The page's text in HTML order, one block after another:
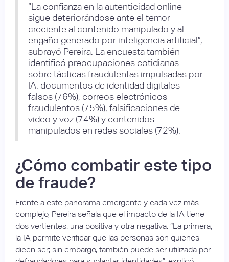
“La confianza en la autenticidad online
sigue deteriorándose ante el temor
creciente al contenido manipulado y al
engaño generado por inteligencia artificial”,
subrayó Pereira. La encuesta también
identificó preocupaciones cotidianas
sobre tácticas fraudulentas impulsadas por
IA: documentos de identidad digitales
falsos (76%), correos electrónicos
fraudulentos (75%), falsificaciones de
video y voz (74%) y contenidos
manipulados en redes sociales (72%).
¿Cómo combatir este tipo
de fraude?
Frente a este panorama emergente y cada vez más
complejo, Pereira señala que el impacto de la IA tiene
dos vertientes: una positiva y otra negativa. “La primera,
la IA permite verificar que las personas son quienes
dicen ser; sin embargo, también puede ser utilizada por